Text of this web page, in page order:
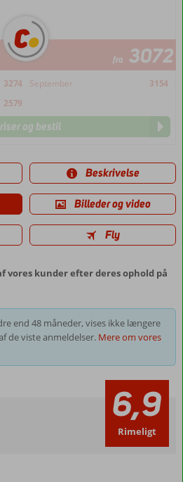
fra 3072
3274 September
3154
2579
og bestil
Beskrivelse
Billeder og video
Fly
vores kunder efter deres ophold på
end 48 måneder, vises ikke længere
de viste anmeldelser. Mere om vores
6,9
Rimeligt